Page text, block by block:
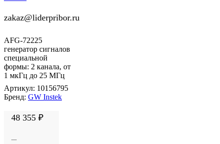
zakaz@liderpribor.ru
AFG-72225
генератор сигналов
специальной
формы: 2 канала, от
1 мкГц до 25 МГц
Артикул: 10156795
Бренд: GW Instek
48 355 ₽